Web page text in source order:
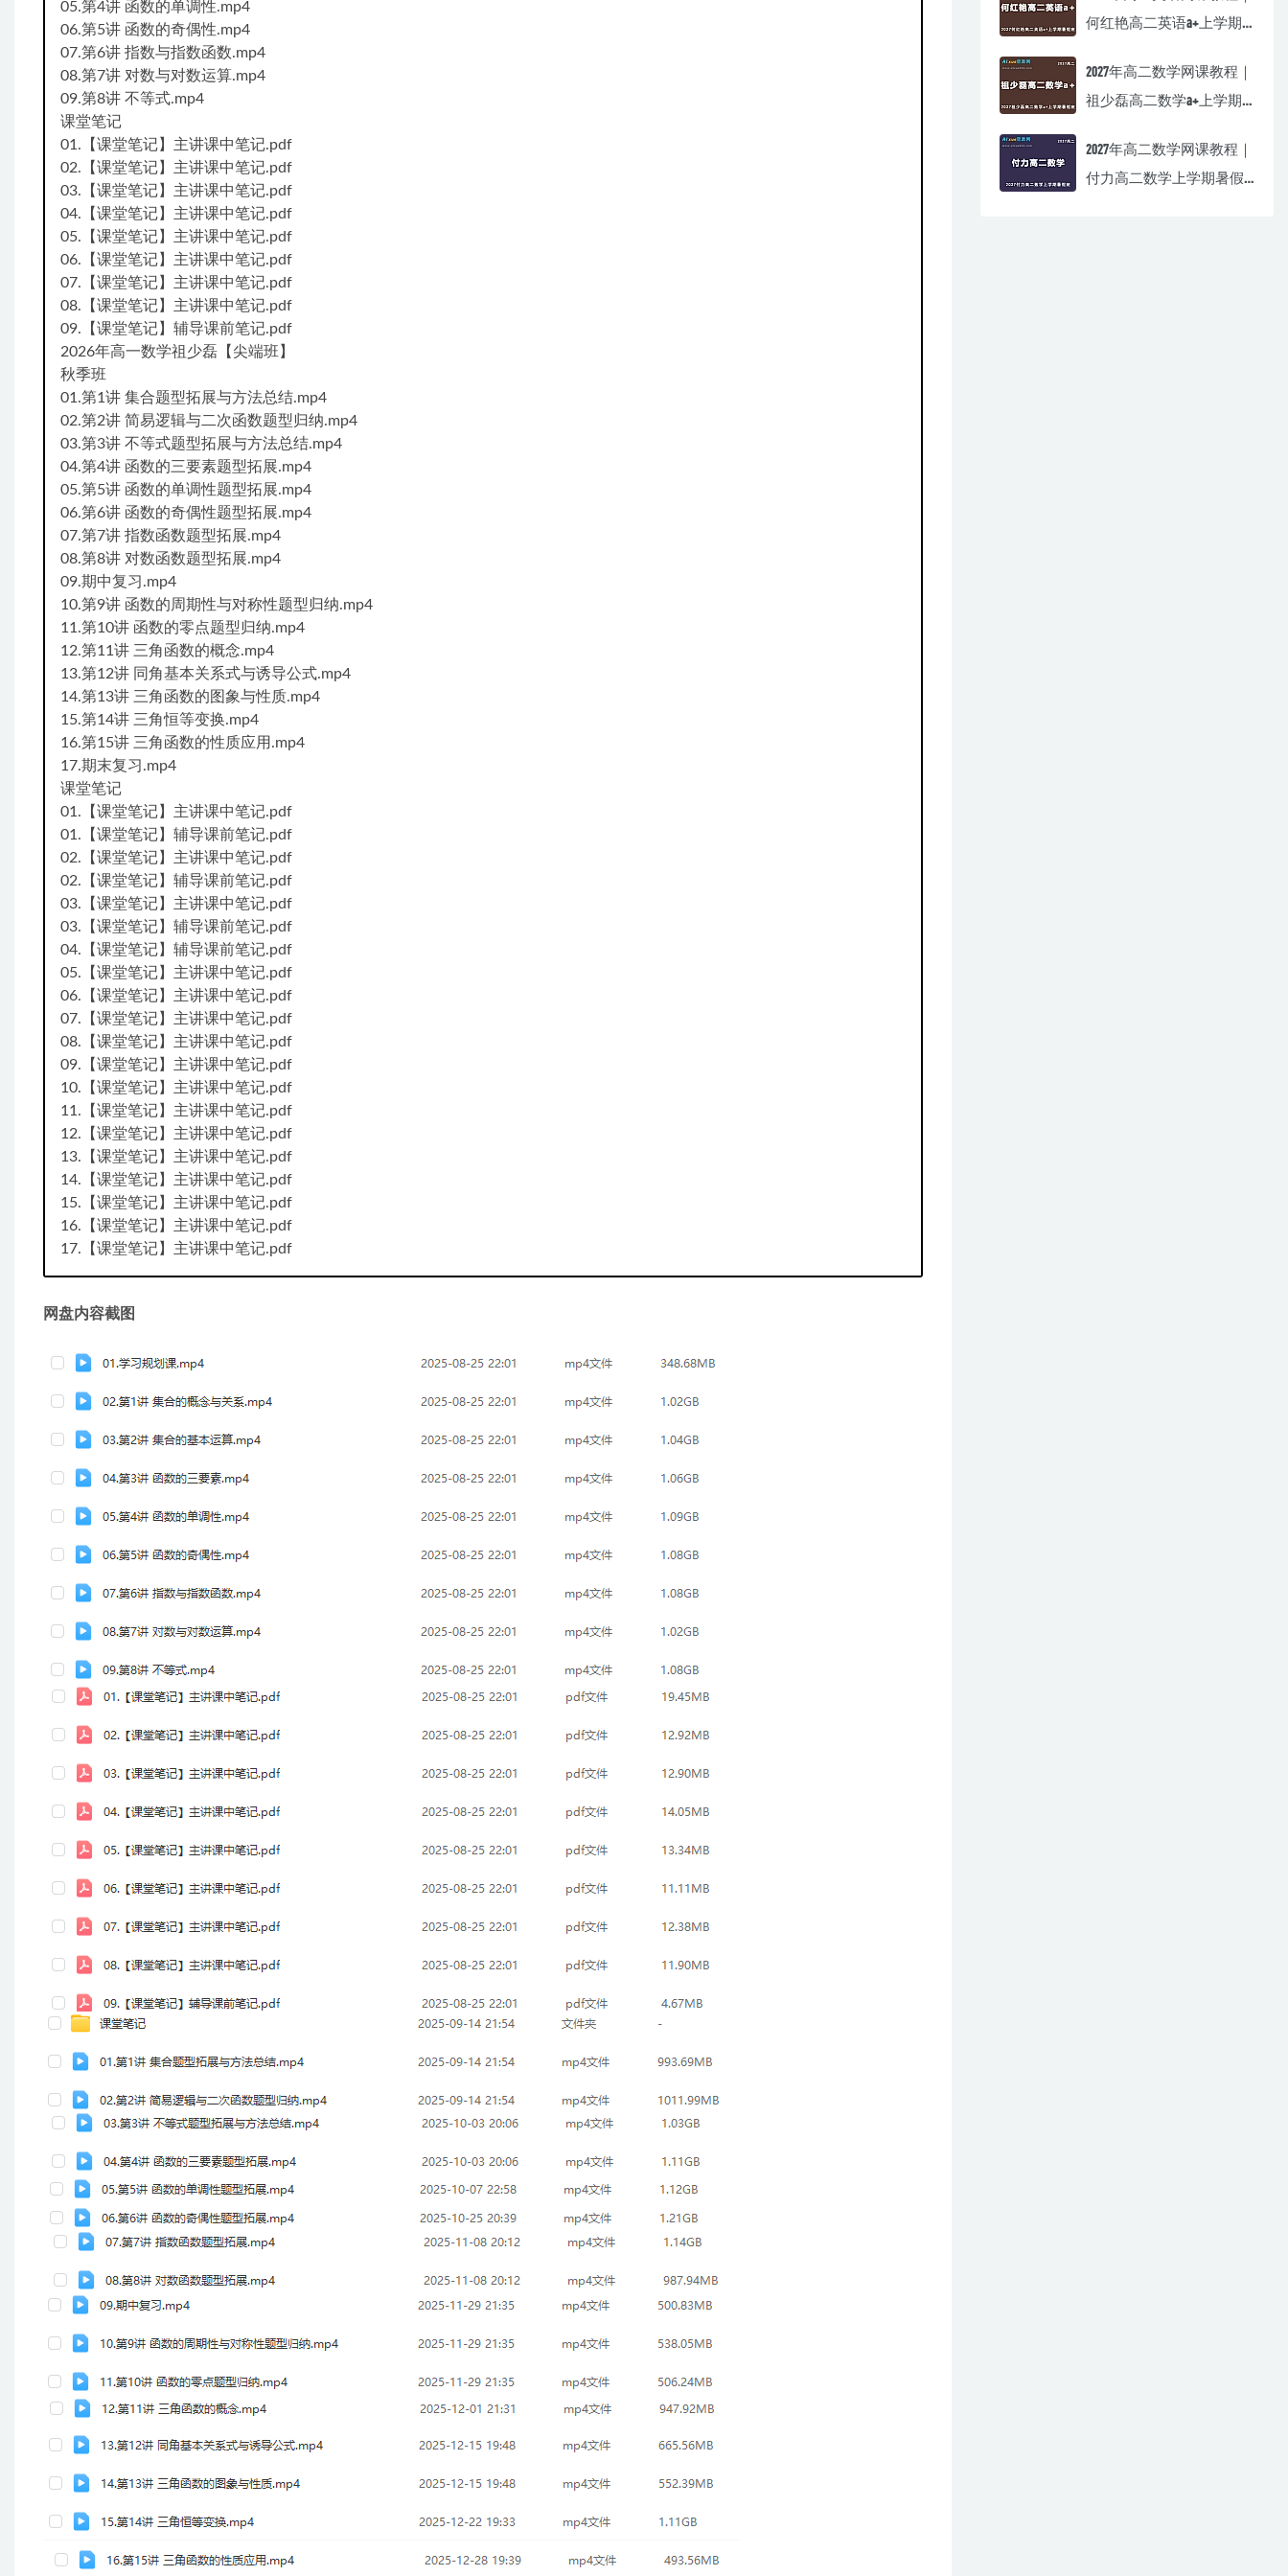
05.第4讲 函数的单调性.mp4
06.第5讲 函数的奇偶性.mp4
07.第6讲 指数与指数函数.mp4
08.第7讲 对数与对数运算.mp4
09.第8讲 不等式.mp4
课堂笔记
01.【课堂笔记】主讲课中笔记.pdf
02.【课堂笔记】主讲课中笔记.pdf
03.【课堂笔记】主讲课中笔记.pdf
04.【课堂笔记】主讲课中笔记.pdf
05.【课堂笔记】主讲课中笔记.pdf
06.【课堂笔记】主讲课中笔记.pdf
07.【课堂笔记】主讲课中笔记.pdf
08.【课堂笔记】主讲课中笔记.pdf
09.【课堂笔记】辅导课前笔记.pdf
2026年高一数学祖少磊【尖端班】
秋季班
01.第1讲 集合题型拓展与方法总结.mp4
02.第2讲 简易逻辑与二次函数题型归纳.mp4
03.第3讲 不等式题型拓展与方法总结.mp4
04.第4讲 函数的三要素题型拓展.mp4
05.第5讲 函数的单调性题型拓展.mp4
06.第6讲 函数的奇偶性题型拓展.mp4
07.第7讲 指数函数题型拓展.mp4
08.第8讲 对数函数题型拓展.mp4
09.期中复习.mp4
10.第9讲 函数的周期性与对称性题型归纳.mp4
11.第10讲 函数的零点题型归纳.mp4
12.第11讲 三角函数的概念.mp4
13.第12讲 同角基本关系式与诱导公式.mp4
14.第13讲 三角函数的图象与性质.mp4
15.第14讲 三角恒等变换.mp4
16.第15讲 三角函数的性质应用.mp4
17.期末复习.mp4
课堂笔记
01.【课堂笔记】主讲课中笔记.pdf
01.【课堂笔记】辅导课前笔记.pdf
02.【课堂笔记】主讲课中笔记.pdf
02.【课堂笔记】辅导课前笔记.pdf
03.【课堂笔记】主讲课中笔记.pdf
03.【课堂笔记】辅导课前笔记.pdf
04.【课堂笔记】辅导课前笔记.pdf
05.【课堂笔记】主讲课中笔记.pdf
06.【课堂笔记】主讲课中笔记.pdf
07.【课堂笔记】主讲课中笔记.pdf
08.【课堂笔记】主讲课中笔记.pdf
09.【课堂笔记】主讲课中笔记.pdf
10.【课堂笔记】主讲课中笔记.pdf
11.【课堂笔记】主讲课中笔记.pdf
12.【课堂笔记】主讲课中笔记.pdf
13.【课堂笔记】主讲课中笔记.pdf
14.【课堂笔记】主讲课中笔记.pdf
15.【课堂笔记】主讲课中笔记.pdf
16.【课堂笔记】主讲课中笔记.pdf
17.【课堂笔记】主讲课中笔记.pdf
网盘内容截图
何红艳高二英语a+上学期
2027年高二数学网课教程｜
祖少磊高二数学a+上学期
2027年高二数学网课教程｜
付力高二数学上学期暑假